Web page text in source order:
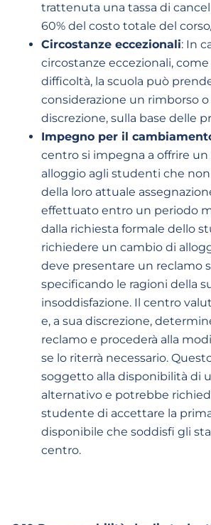
trattenuta una tassa di
60% del costo totale del
Circostanze eccezionali: In
circostanze eccezionali,
difficoltà, la scuola può
considerazione un rimborso
discrezione, sulla base delle
Impegno per il
centro si impegna a offrire
alloggio agli studenti che
della loro attuale
effettuato entro un periodo
dalla richiesta formale dello
richiedere un cambio di
deve presentare un reclamo
specificando le ragioni della
insoddisfazione. Il centro
e, a sua discrezione,
reclamo e procederà alla
se lo riterrà necessario.
soggetto alla disponibilità di
alternativo e potrebbe
studente di accettare la
disponibile che soddisfi gli
centro.